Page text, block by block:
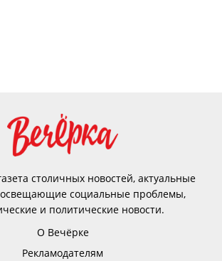
столичных новостей, актуальные
социальные проблемы,
и политические новости.
О Вечёрке
Рекламодателям